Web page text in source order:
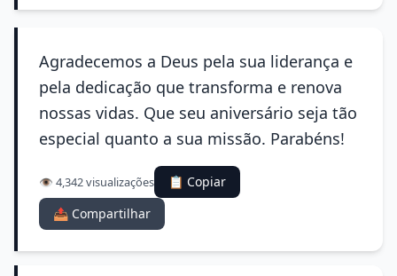
Agradecemos a Deus pela sua liderança e
pela dedicação que transforma e renova
nossas vidas. Que seu aniversário seja tão
especial quanto a sua missão. Parabéns!
👁️ 4,342 visualizações
📋 Copiar
📤 Compartilhar